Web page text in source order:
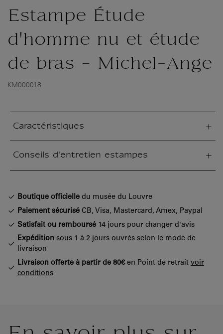
Estampe Étude
d'homme nu et étude
de bras - Michel-Ange
KM000018
Caractéristiques
Conseils d'entretien estampes
Boutique officielle du musée du Louvre
Paiement sécurisé CB, Visa, Mastercard, Amex, Paypal
Satisfait ou remboursé 14 jours pour changer d'avis
Expédition sous 1 à 2 jours ouvrés selon le mode de
livraison
Livraison offerte à partir de 80€en Point de retrait voir
conditions